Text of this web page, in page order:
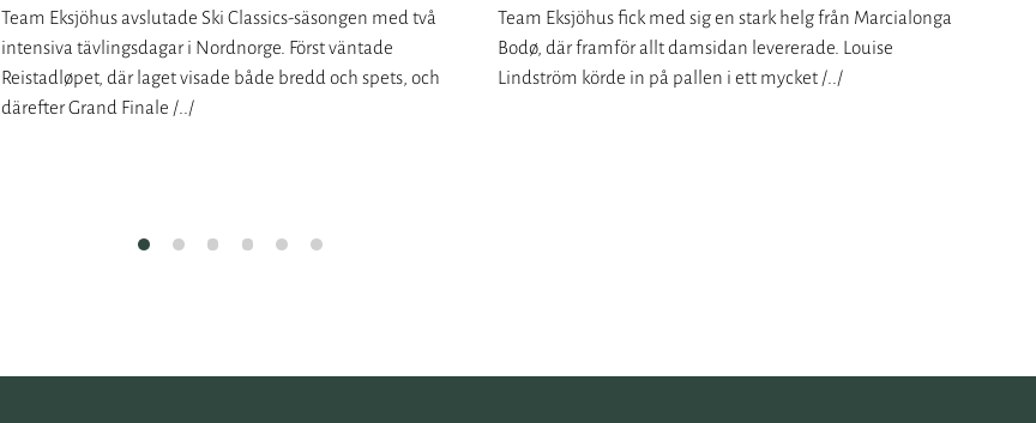
Team Eksjöhus avslutade Ski Classics-säsongen med två
intensiva tävlingsdagar i Nordnorge. Först väntade
Reistadløpet, där laget visade både bredd och spets, och
därefter Grand Finale /../
Team Eksjöhus fick med sig en stark helg från Marcialonga
Bodø, där framför allt damsidan levererade. Louise
Lindström körde in på pallen i ett mycket /../